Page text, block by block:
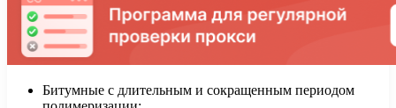
Битумные с длительным и сокращенным периодом